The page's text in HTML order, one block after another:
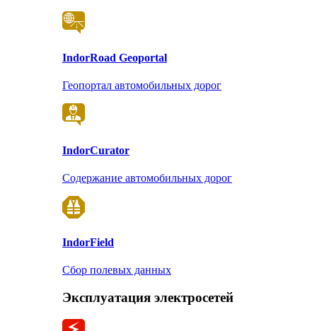
IndorRoad Geoportal
Геопортал автомобильных дорог
IndorCurator
Содержание автомобильных дорог
IndorField
Сбор полевых данных
Эксплуатация электросетей